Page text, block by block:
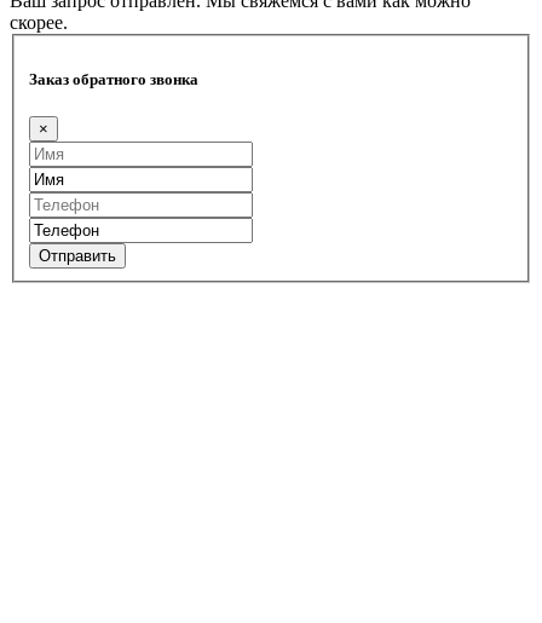
скорее.
Заказ обратного звонка
×
Отправить